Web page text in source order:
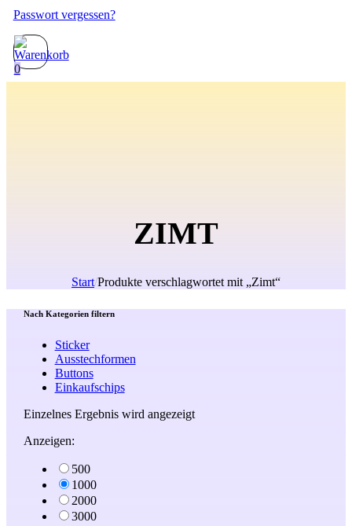
Passwort vergessen?
0
ZIMT
Start/Produkte verschlagwortet mit „Zimt“
Nach Kategorien filtern
Sticker
Ausstechformen
Buttons
Einkaufschips
Einzelnes Ergebnis wird angezeigt
Anzeigen:
500
1000
2000
3000